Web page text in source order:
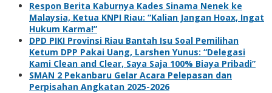
Respon Berita Kaburnya Kades Sinama Nenek ke
Malaysia, Ketua KNPI Riau: “Kalian Jangan Hoax, Ingat
Hukum Karma!”
DPD PIKI Provinsi Riau Bantah Isu Soal Pemilihan
Ketum DPP Pakai Uang, Larshen Yunus: “Delegasi
Kami Clean and Clear, Saya Saja 100% Biaya Pribadi”
SMAN 2 Pekanbaru Gelar Acara Pelepasan dan
Perpisahan Angkatan 2025-2026